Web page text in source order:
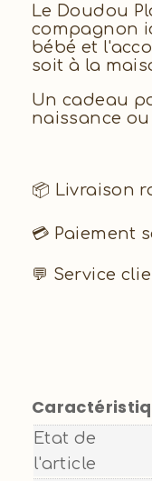
Le Doudou
compagnon
bébé et
soit à la
Un cadeau
naissance
📦 Livraison
💳 Paiement
💬 Service
Etat de
l'article